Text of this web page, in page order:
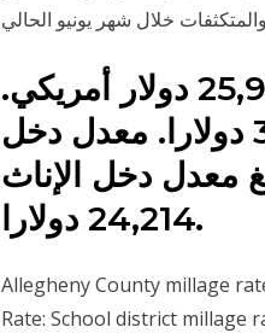
معدل الدخل للبيت في كليفلاند يعادل 25,928 دولار أمريكي.
أما معدل الدخل للعائلة فهو 30,286 دولارا. معدل دخل
حين يبلغ معدل دخل الإناث
24,214 دولارا.
Allegheny County millage
Rate: School district